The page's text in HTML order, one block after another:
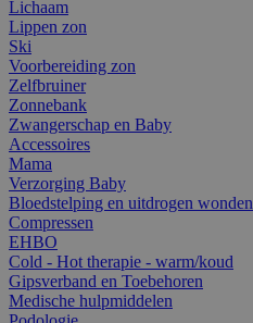
Lichaam
Lippen zon
Ski
Voorbereiding zon
Zelfbruiner
Zonnebank
Zwangerschap en Baby
Accessoires
Mama
Verzorging Baby
Bloedstelping en uitdrogen wonden
Compressen
EHBO
Cold - Hot therapie - warm/koud
Gipsverband en Toebehoren
Medische hulpmiddelen